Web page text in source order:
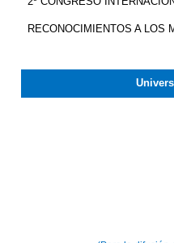
RECONOCIMIENTOS A LOS